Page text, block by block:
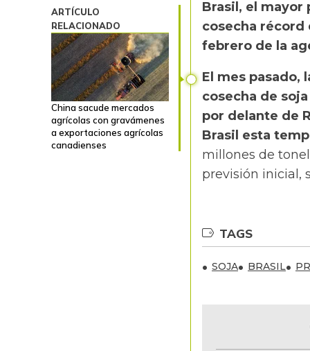
Brasil, el mayor
cosecha récord
febrero de la
ARTÍCULO
RELACIONADO
China sacude mercados
agrícolas con gravámenes
a exportaciones agrícolas
canadienses
El mes pasado,
cosecha de
por delante de
Brasil esta
millones de
previsión inicial,
TAGS
SOJA BRASIL